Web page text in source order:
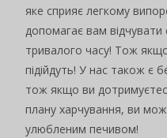
яке сприяє легкому
допомагає вам
тривалого часу! Тож
підійдуть! У нас також є
тож якщо ви
плану харчування, ви
улюбленим печивом!